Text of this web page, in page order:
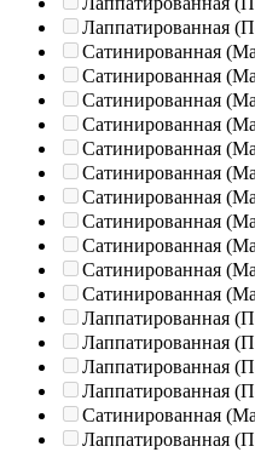
Лаппатированная
Сатинированная
Сатинированная
Сатинированная
Сатинированная
Сатинированная
Сатинированная
Сатинированная
Сатинированная
Сатинированная
Сатинированная
Сатинированная
Лаппатированная
Лаппатированная
Лаппатированная
Лаппатированная
Сатинированная
Лаппатированная